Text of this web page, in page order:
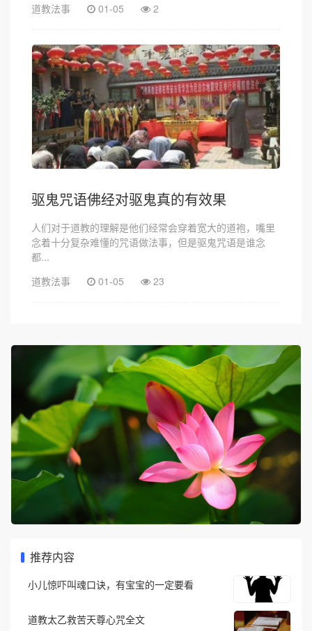
道教法事
01-05 2
驱鬼咒语佛经对驱鬼真的有效果
人们对于道教的理解是他们经常会穿着宽大的道袍，嘴里
念着十分复杂难懂的咒语做法事，但是驱鬼咒语是谁念
都...
道教法事
01-05 23
推荐内容
小儿惊吓叫魂口诀，有宝宝的一定要看
道教太乙救苦天尊心咒全文